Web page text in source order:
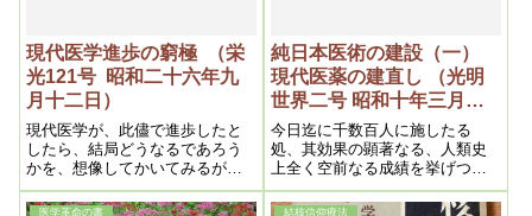
ら、貧乏もなくなるし、争いを
嫌いになるから戦争も無くな
る、
現代医学進歩の窮極 （栄
光121号 昭和二十六年九
月十二日）
現代医学が、此儘で進歩したと
したら、結局どうなるであろう
かを、想像してかいてみるが、
病気は浄化作用であり、医療は
浄化停止であるという事が判っ
純日本医術の建設（一）
現代医薬の建直し （光明
世界二号 昭和十年三月四
日）
今日迄に千数百人に施したる
処、其効果の顕著なる、人類史
上全く空前なる成績を挙げつつ
あり。是に於て観世音菩薩の本
願たる、救世済民の一方面とし
医学革命の書 結核信仰療法